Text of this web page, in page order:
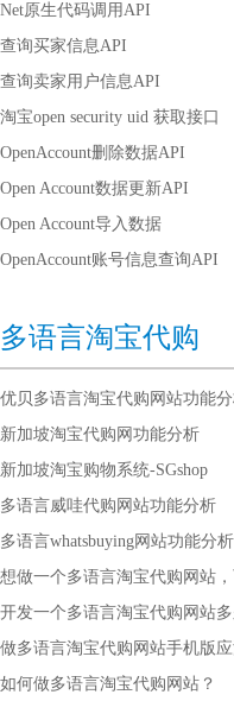
Net原生代码调用API
查询买家信息API
查询卖家用户信息API
淘宝open security uid 获取接口
OpenAccount删除数据API
Open Account数据更新API
Open Account导入数据
OpenAccount账号信息查询API
多语言淘宝代购
优贝多语言淘宝代购网站功能
新加坡淘宝代购网功能分析
新加坡淘宝购物系统-SGshop
多语言威哇代购网站功能分析
多语言whatsbuying网站功能分析
想做一个多语言淘宝代购网站
开发一个多语言淘宝代购网站
做多语言淘宝代购网站手机版
如何做多语言淘宝代购网站？